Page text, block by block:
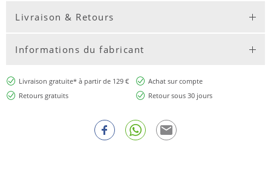
Livraison & Retours
Informations du fabricant
Livraison gratuite* à partir de 129 €
Achat sur compte
Retours gratuits
Retour sous 30 jours